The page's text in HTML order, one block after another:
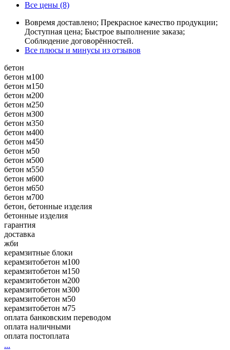
Все цены (8)
Вовремя доставлено; Прекрасное качество продукции;
Доступная цена; Быстрое выполнение заказа;
Соблюдение договорённостей.
Все плюсы и минусы из отзывов
бетон
бетон м100
бетон м150
бетон м200
бетон м250
бетон м300
бетон м350
бетон м400
бетон м450
бетон м50
бетон м500
бетон м550
бетон м600
бетон м650
бетон м700
бетон, бетонные изделия
бетонные изделия
гарантия
доставка
жби
керамзитные блоки
керамзитобетон м100
керамзитобетон м150
керамзитобетон м200
керамзитобетон м300
керамзитобетон м50
керамзитобетон м75
оплата банковским переводом
оплата наличными
оплата постоплата
...